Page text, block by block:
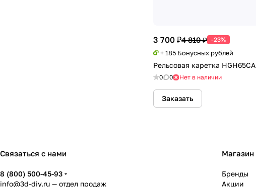
3 700 ₽4 810 ₽ -23%
+ 185 Бонусных рублей
Рельсовая каретка HGH65CA
0 0 Нет в наличии
Заказать
Связаться с нами
8 (800) 500-45-93
info@3d-diy.ru — отдел продаж
Магазин
Бренды
Акции